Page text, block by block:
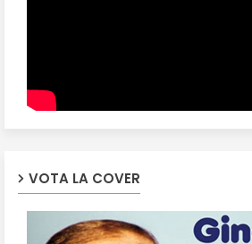
VOTA LA COVER